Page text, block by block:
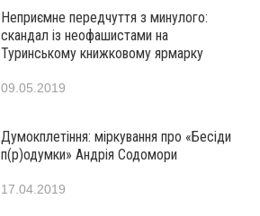
Неприємне передчуття з минулого:
скандал із неофашистами на
Туринському книжковому ярмарку
09.05.2019
Думокплетіння: міркування про «Бесіди
п(р)одумки» Андрія Содомори
17.04.2019